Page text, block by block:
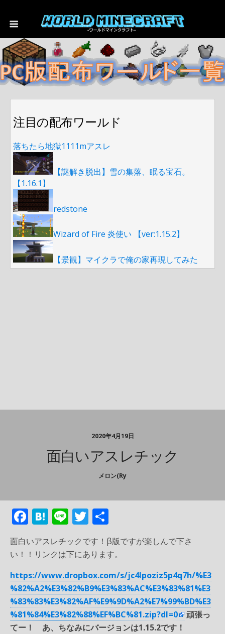
注目の配布ワールド
落ちたら地獄1111mアスレ
【謎解き脱出】雪の集落、眠る宝石。
【1.16.1】
redstone
Wizard of Fire 炎使い 【ver:1.15.2】
【景観】マイクラで俺の家再現してみた
2020年4月19日
面白いアスレチック
メロン(ry
F
e
b
o
o
k
H
e
n
a
Li
n
e
T
w
itt
er
有
面白いアスレチックです！β版ですが楽しんで下さ
い！！リンクは下にあります。
https://www.dropbox.com/s/jc4lpoziz5p4q7h/%E3
%82%A2%E3%82%B9%E3%83%AC%E3%83%81%E3
%83%83%E3%82%AF%E9%9D%A2%E7%99%BD%E3
%81%84%E3%82%88%EF%BC%81.zip?dl=0
頑張っ
てー！ あ、ちなみにバージョンは1.15.2です！